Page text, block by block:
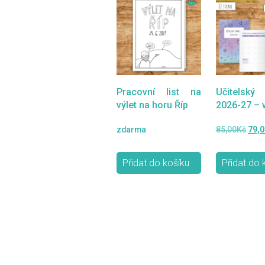
Pracovní list na
výlet na horu Říp
zdarma
Přidat do košíku
Učitelský
2026-27 –
85,00Kč
Přidat do